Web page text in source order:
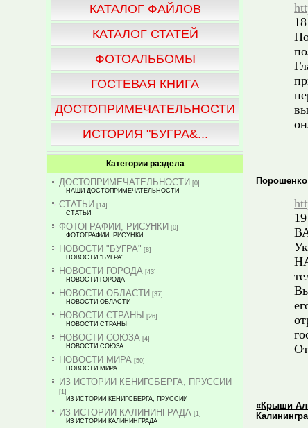
КАТАЛОГ ФАЙЛОВ
КАТАЛОГ СТАТЕЙ
ФОТОАЛЬБОМЫ
ГОСТЕВАЯ КНИГА
ДОСТОПРИМЕЧАТЕЛЬНОСТИ
ИСТОРИЯ "БУГРА&...
Категории раздела
ДОСТОПРИМЕЧАТЕЛЬНОСТИ [0]
НАШИ ДОСТОПРИМЕЧАТЕЛЬНОСТИ
СТАТЬИ [14]
СТАТЬИ
ФОТОГРАФИИ, РИСУНКИ [0]
ФОТОГРАФИИ, РИСУНКИ
НОВОСТИ "БУГРА" [8]
НОВОСТИ "БУГРА"
НОВОСТИ ГОРОДА [43]
НОВОСТИ ГОРОДА
НОВОСТИ ОБЛАСТИ [37]
НОВОСТИ ОБЛАСТИ
НОВОСТИ СТРАНЫ
[26]
НОВОСТИ СТРАНЫ
НОВОСТИ СОЮЗА [4]
НОВОСТИ СОЮЗА
НОВОСТИ МИРА [50]
НОВОСТИ МИРА
ИЗ ИСТОРИИ КЕНИГСБЕРГА, ПРУССИИ
[1]
ИЗ ИСТОРИИ КЕНИГСБЕРГА, ПРУССИИ
ИЗ ИСТОРИИ КАЛИНИНГРАДА [1]
ИЗ ИСТОРИИ КАЛИНИНГРАДА
«Крыши